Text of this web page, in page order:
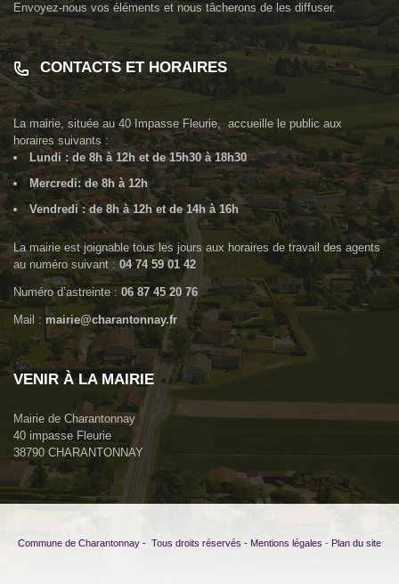
Envoyez-nous vos éléments et nous tâcherons de les diffuser.
CONTACTS ET HORAIRES
La mairie, située au 40 Impasse Fleurie, accueille le public aux
horaires suivants :
Lundi : de 8h à 12h et de 15h30 à 18h30
Mercredi: de 8h à 12h
Vendredi : de 8h à 12h et de 14h à 16h
La mairie est joignable tous les jours aux horaires de travail des agents
au numéro suivant :04 74 59 01 42
Numéro d’astreinte : 06 87 45 20 76
Mail :mairie@charantonnay.fr
VENIR À LA MAIRIE
Mairie de Charantonnay
40 impasse Fleurie
38790 CHARANTONNAY
Commune de Charantonnay - Tous droits réservés - Mentions légales - Plan du site